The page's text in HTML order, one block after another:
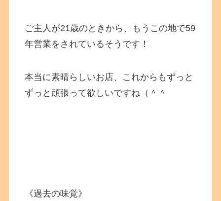
ご主人が21歳のときから、もうこの地で59
年営業をされているそうです！
本当に素晴らしいお店、これからもずっと
ずっと頑張って欲しいですね（＾＾
《過去の味覚》